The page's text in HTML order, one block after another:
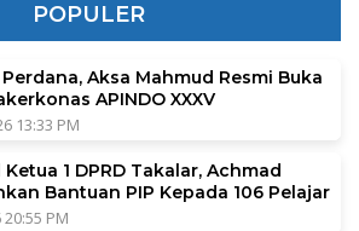
POPULER
Aksa Mahmud Resmi Buka
APINDO XXXV
13:33 PM
1 DPRD Takalar, Achmad
Bantuan PIP Kepada 106 Pelajar
PM